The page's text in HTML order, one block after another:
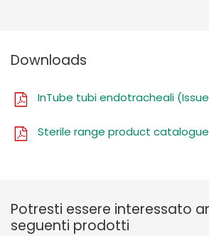
Downloads
InTube tubi endotracheali
Sterile range product
Potresti essere interessato
seguenti prodotti